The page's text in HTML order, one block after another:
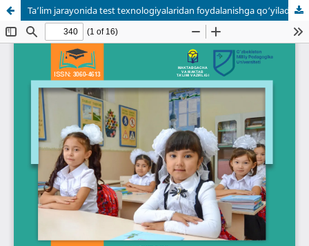
Ta’lim jarayonida test texnologiyalaridan foydalanishga qo‘yiladigan pedagogik talablar